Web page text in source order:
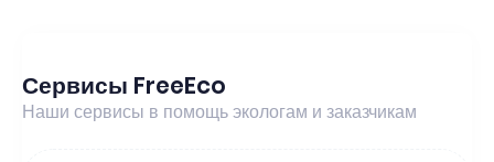
Сервисы FreeEco
Наши сервисы в помощь экологам и заказчикам